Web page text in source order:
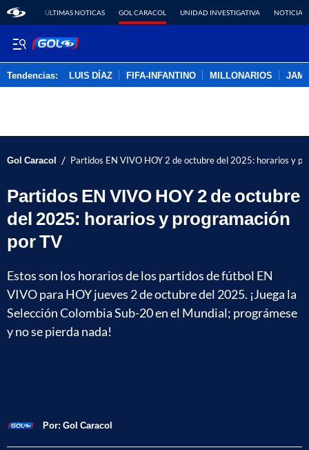
ÚLTIMAS NOTICAS GOL CARACOL UNIDAD INVESTIGATIVA NOTICIAS
Tendencias: LUIS DÍAZ FIFA-INFANTINO MILLONARIOS
Gol Caracol / Partidos EN VIVO HOY 2 de octubre del 2025: horarios y
Partidos EN VIVO HOY 2 de octubre
del 2025: horarios y programación
por TV
Estos son los horarios de los partidos de fútbol EN
VIVO para HOY jueves 2 de octubre del 2025. ¡Juega la
Selección Colombia Sub-20 en el Mundial; prográmese
y no se pierda nada!
Por: Gol Caracol